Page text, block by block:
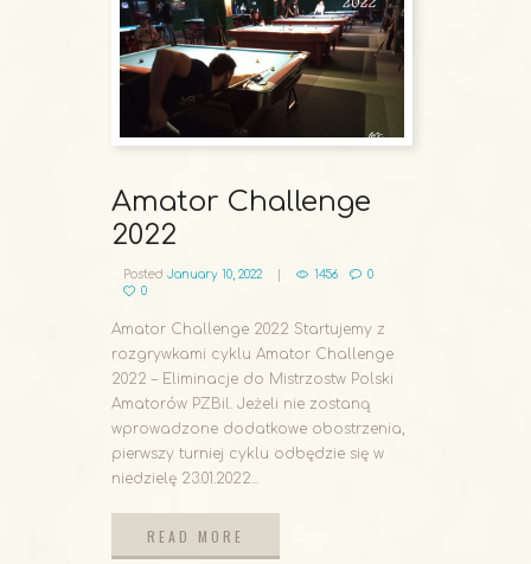
Amator Challenge
2022
Posted January 10, 2022 1456
0
0
Amator Challenge 2022 Startujemy z
rozgrywkami cyklu Amator Challenge
2022 – Eliminacje do Mistrzostw Polski
Amatorów PZBil. Jeżeli nie zostaną
wprowadzone dodatkowe obostrzenia,
pierwszy turniej cyklu odbędzie się w
niedzielę 23.01.2022...
READ MORE